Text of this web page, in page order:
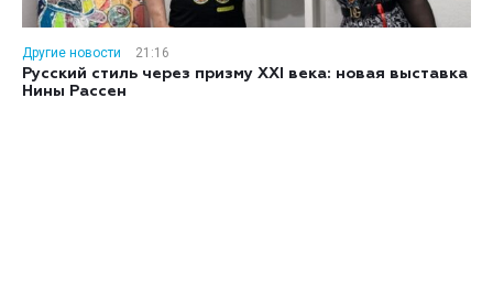
Другие новости
21:16
Русский стиль через призму XXI века: новая выставка
Нины Рассен